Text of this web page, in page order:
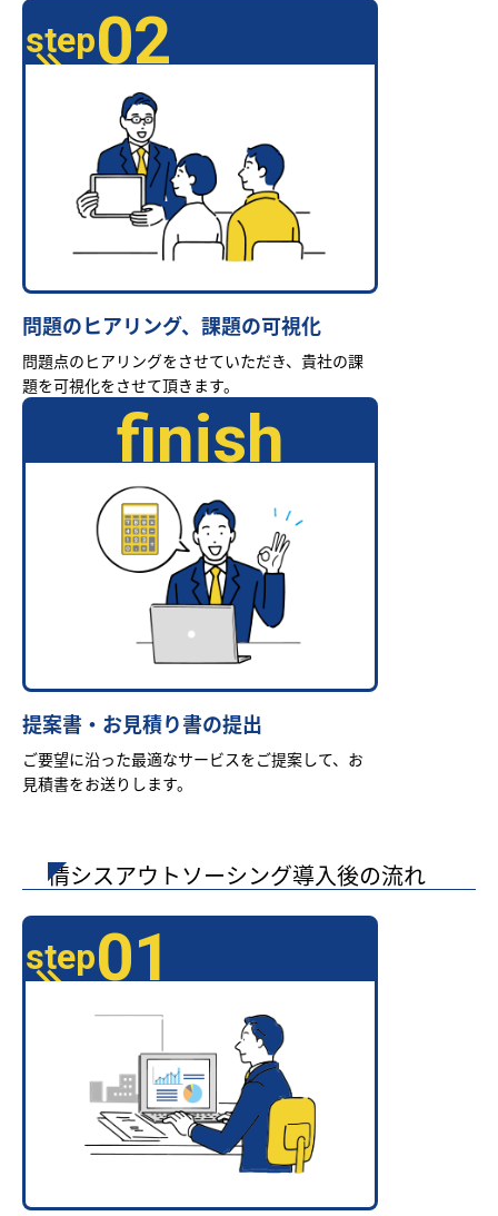
step02
問題のヒアリング、課題の可視化
問題点のヒアリングをさせていただき、貴社の課
題を可視化をさせて頂きます。
finish
提案書・お見積り書の提出
ご要望に沿った最適なサービスをご提案して、お
見積書をお送りします。
情シスアウトソーシング導入後の流れ
step01